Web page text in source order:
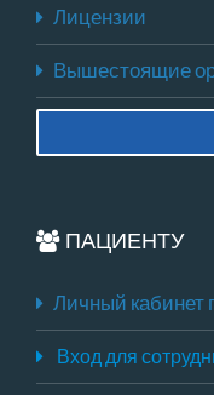
Лицензии
Вышестоящие
ПАЦИЕНТУ
Личный кабинет
Вход для